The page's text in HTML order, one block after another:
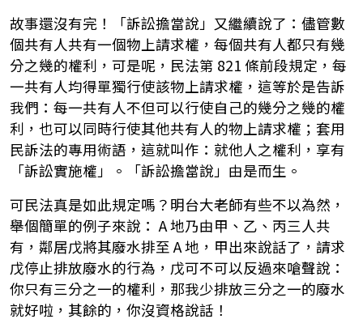
故事還沒有完！「訴訟擔當說」又繼續說了：儘管數
個共有人共有一個物上請求權，每個共有人都只有幾
分之幾的權利，可是呢，民法第 821 條前段規定，每
一共有人均得單獨行使該物上請求權，這等於是告訴
我們：每一共有人不但可以行使自己的幾分之幾的權
利，也可以同時行使其他共有人的物上請求權；套用
民訴法的專用術語，這就叫作：就他人之權利，享有
「訴訟實施權」。「訴訟擔當說」由是而生。
可民法真是如此規定嗎？明台大老師有些不以為然，
舉個簡單的例子來說： A 地乃由甲、乙、丙三人共
有，鄰居戊將其廢水排至 A 地，甲出來說話了，請求
戊停止排放廢水的行為，戊可不可以反過來嗆聲說：
你只有三分之一的權利，那我少排放三分之一的廢水
就好啦，其餘的，你沒資格說話！